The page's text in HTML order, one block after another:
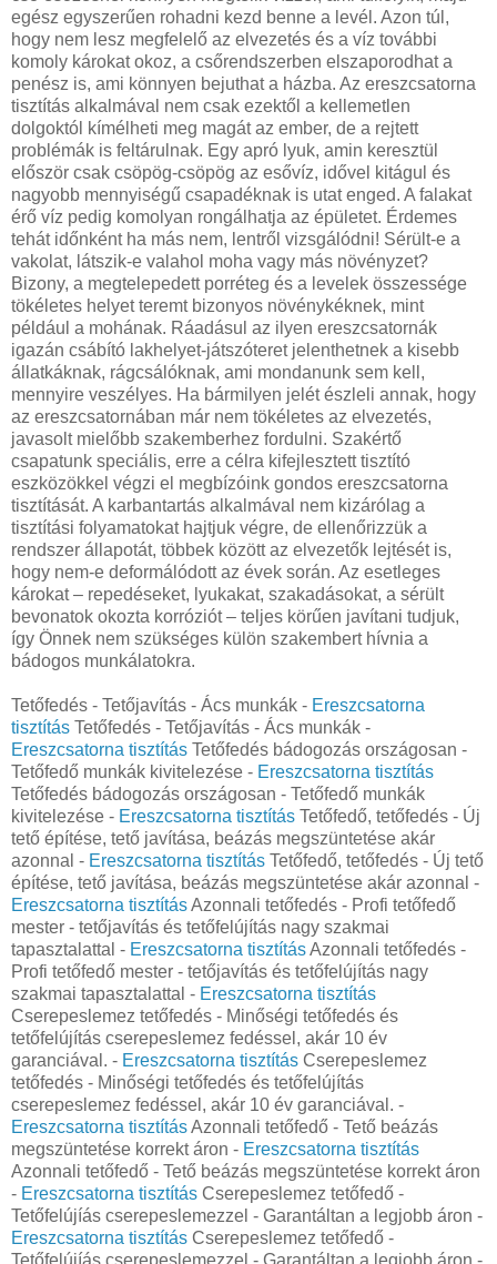
egész egyszerűen rohadni kezd benne a levél. Azon túl,
hogy nem lesz megfelelő az elvezetés és a víz további
komoly károkat okoz, a csőrendszerben elszaporodhat a
penész is, ami könnyen bejuthat a házba. Az ereszcsatorna
tisztítás alkalmával nem csak ezektől a kellemetlen
dolgoktól kímélheti meg magát az ember, de a rejtett
problémák is feltárulnak. Egy apró lyuk, amin keresztül
először csak csöpög-csöpög az esővíz, idővel kitágul és
nagyobb mennyiségű csapadéknak is utat enged. A falakat
érő víz pedig komolyan rongálhatja az épületet. Érdemes
tehát időnként ha más nem, lentről vizsgálódni! Sérült-e a
vakolat, látszik-e valahol moha vagy más növényzet?
Bizony, a megtelepedett porréteg és a levelek összessége
tökéletes helyet teremt bizonyos növénykéknek, mint
például a mohának. Ráadásul az ilyen ereszcsatornák
igazán csábító lakhelyet-játszóteret jelenthetnek a kisebb
állatkáknak, rágcsálóknak, ami mondanunk sem kell,
mennyire veszélyes. Ha bármilyen jelét észleli annak, hogy
az ereszcsatornában már nem tökéletes az elvezetés,
javasolt mielőbb szakemberhez fordulni. Szakértő
csapatunk speciális, erre a célra kifejlesztett tisztító
eszközökkel végzi el megbízóink gondos ereszcsatorna
tisztítását. A karbantartás alkalmával nem kizárólag a
tisztítási folyamatokat hajtjuk végre, de ellenőrizzük a
rendszer állapotát, többek között az elvezetők lejtését is,
hogy nem-e deformálódott az évek során. Az esetleges
károkat – repedéseket, lyukakat, szakadásokat, a sérült
bevonatok okozta korróziót – teljes körűen javítani tudjuk,
így Önnek nem szükséges külön szakembert hívnia a
bádogos munkálatokra.
Tetőfedés - Tetőjavítás - Ács munkák - Ereszcsatorna
tisztítás Tetőfedés - Tetőjavítás - Ács munkák -
Ereszcsatorna tisztítás Tetőfedés bádogozás országosan -
Tetőfedő munkák kivitelezése - Ereszcsatorna tisztítás
Tetőfedés bádogozás országosan - Tetőfedő munkák
kivitelezése - Ereszcsatorna tisztítás Tetőfedő, tetőfedés - Új
tető építése, tető javítása, beázás megszüntetése akár
azonnal - Ereszcsatorna tisztítás Tetőfedő, tetőfedés - Új tető
építése, tető javítása, beázás megszüntetése akár azonnal -
Ereszcsatorna tisztításAzonnali tetőfedés - Profi tetőfedő
mester - tetőjavítás és tetőfelújítás nagy szakmai
tapasztalattal - Ereszcsatorna tisztításAzonnali tetőfedés -
Profi tetőfedő mester - tetőjavítás és tetőfelújítás nagy
szakmai tapasztalattal - Ereszcsatorna tisztítás
Cserepeslemez tetőfedés - Minőségi tetőfedés és
tetőfelújítás cserepeslemez fedéssel, akár 10 év
garanciával. - Ereszcsatorna tisztítás Cserepeslemez
tetőfedés - Minőségi tetőfedés és tetőfelújítás
cserepeslemez fedéssel, akár 10 év garanciával. -
Ereszcsatorna tisztításAzonnali tetőfedő - Tető beázás
megszüntetése korrekt áron - Ereszcsatorna tisztítás
Azonnali tetőfedő - Tető beázás megszüntetése korrekt áron
- Ereszcsatorna tisztítás Cserepeslemez tetőfedő -
Tetőfelújíás cserepeslemezzel - Garantáltan a legjobb áron -
Ereszcsatorna tisztítás Cserepeslemez tetőfedő -
Tetőfelújíás cserepeslemezzel - Garantáltan a legjobb áron -